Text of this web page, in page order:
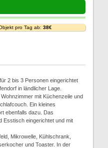
pro Tag ab: 38€
2 bis 3 Personen eingerichtet
in ländlicher Lage.
mit Küchenzeile und
Ein kleines
ebenfalls dazu. Das
Esstisch eingerichtet und mit
Mikrowelle, Kühlschrank,
und Toaster. In der